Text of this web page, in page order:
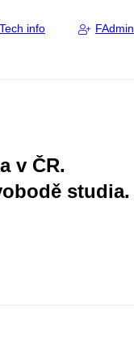
Tech info FAdmin
v ČR.
studia.